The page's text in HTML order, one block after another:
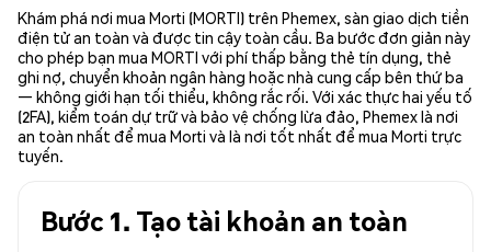
Khám phá nơi mua Morti (MORTI) trên Phemex, sàn giao dịch tiền
điện tử an toàn và được tin cậy toàn cầu. Ba bước đơn giản này
cho phép bạn mua MORTI với phí thấp bằng thẻ tín dụng, thẻ
ghi nợ, chuyển khoản ngân hàng hoặc nhà cung cấp bên thứ ba
— không giới hạn tối thiểu, không rắc rối. Với xác thực hai yếu tố
(2FA), kiểm toán dự trữ và bảo vệ chống lừa đảo, Phemex là nơi
an toàn nhất để mua Morti và là nơi tốt nhất để mua Morti trực
tuyến.
Bước 1. Tạo tài khoản an toàn